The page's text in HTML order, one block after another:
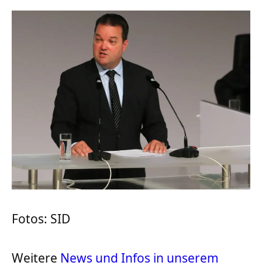
Fotos: SID
Weitere News und Infos in unserem